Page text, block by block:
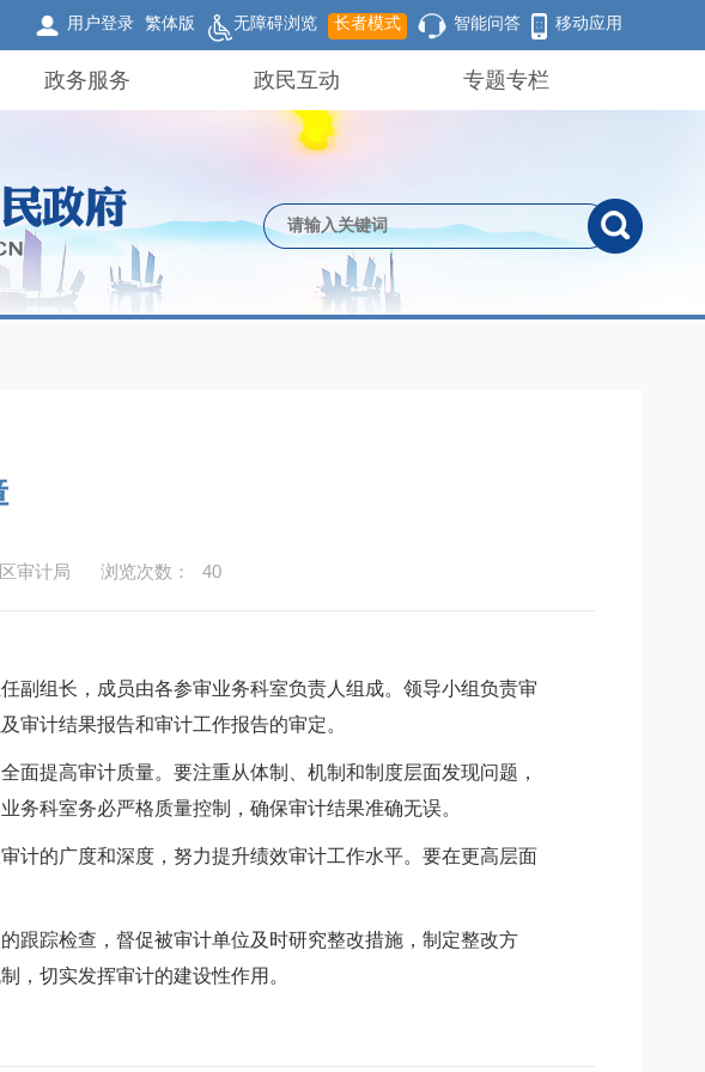
用户登录 繁体版 无障碍浏览 长者模式 智能问答 移动应用
政务服务 政民互动 专题专栏
审计局 浏览次数： 40
副组长，成员由各参审业务科室负责人组成。领导小组负责审
审计结果报告和审计工作报告的审定。
面提高审计质量。要注重从体制、机制和制度层面发现问题，
务科室务必严格质量控制，确保审计结果准确无误。
计的广度和深度，努力提升绩效审计工作水平。要在更高层面
跟踪检查，督促被审计单位及时研究整改措施，制定整改方
，切实发挥审计的建设性作用。